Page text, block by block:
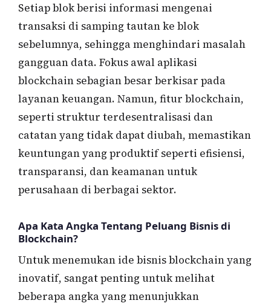
Setiap blok berisi informasi mengenai
transaksi di samping tautan ke blok
sebelumnya, sehingga menghindari masalah
gangguan data. Fokus awal aplikasi
blockchain sebagian besar berkisar pada
layanan keuangan. Namun, fitur blockchain,
seperti struktur terdesentralisasi dan
catatan yang tidak dapat diubah, memastikan
keuntungan yang produktif seperti efisiensi,
transparansi, dan keamanan untuk
perusahaan di berbagai sektor.
Apa Kata Angka Tentang Peluang Bisnis di
Blockchain?
Untuk menemukan ide bisnis blockchain yang
inovatif, sangat penting untuk melihat
beberapa angka yang menunjukkan